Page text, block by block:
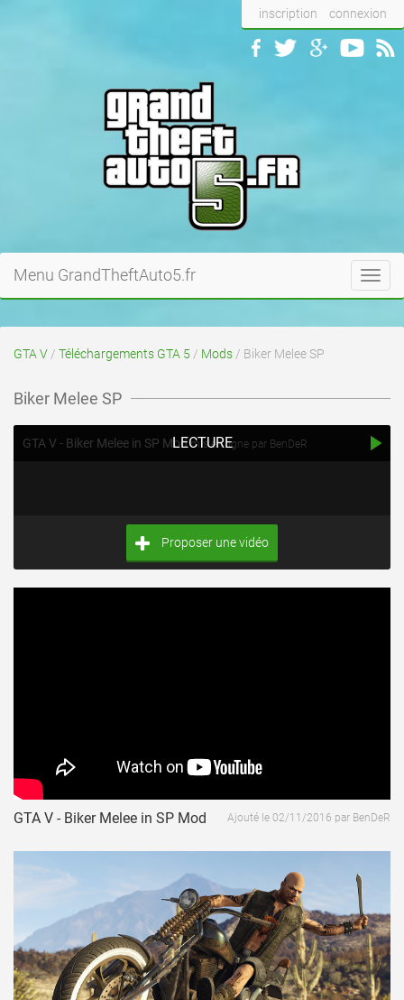
inscription connexion
Menu GrandTheftAuto5.fr
GTA V / Téléchargements GTA 5 / Mods / Biker Melee SP
Biker Melee SP
GTA V - Biker Melee in SP Modmis en ligne par BenDeR
LECTURE
Proposer une vidéo
GTA V - Biker Melee in SP Mod Ajouté le 02/11/2016 par BenDeR